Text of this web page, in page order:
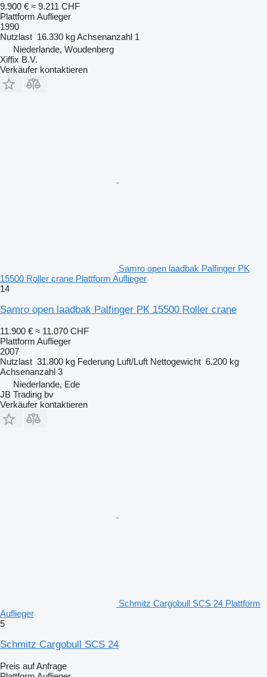
9.900 € ≈ 9.211 CHF
Plattform Auflieger
1990
Nutzlast 16.330 kgAchsenanzahl 1
Niederlande, Woudenberg
Xiffix B.V.
Verkäufer kontaktieren
Samro open laadbak Palfinger PK
15500 Roller crane Plattform Auflieger
14
Samro open laadbak Palfinger PK 15500 Roller crane
11.900 € ≈ 11.070 CHF
Plattform Auflieger
2007
Nutzlast 31.800 kg Federung Luft/Luft Nettogewicht 6.200 kg
Achsenanzahl 3
Niederlande, Ede
JB Trading bv
Verkäufer kontaktieren
Schmitz Cargobull SCS 24 Plattform
Auflieger
5
Schmitz Cargobull SCS 24
Preis auf Anfrage